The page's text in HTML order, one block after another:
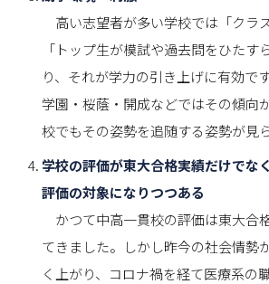
高い志望者が多い学校では「クラ
「トップ生が模試や過去問をひたす
り、それが学力の引き上げに有効で
学園・桜蔭・開成などではその傾向
校でもその姿勢を追随する姿勢が見
学校の評価が東大合格実績だけでな
評価の対象になりつつある
かつて中高一貫校の評価は東大合
てきました。しかし昨今の社会情勢
く上がり、コロナ禍を経て医療系の